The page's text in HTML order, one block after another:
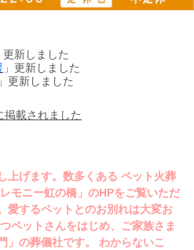
更新しました
」更新しました
」更新しました
載されました
上げます。数多くある ペット火葬
モニー虹の橋」のHPをご覧いただ
愛するペットとのお別れは大変お
ペットさんをはじめ、ご家族さま
」の葬儀社です。 わからないこ